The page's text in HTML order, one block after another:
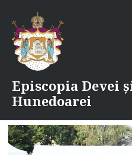
content
Episcopia Devei
Hunedoarei